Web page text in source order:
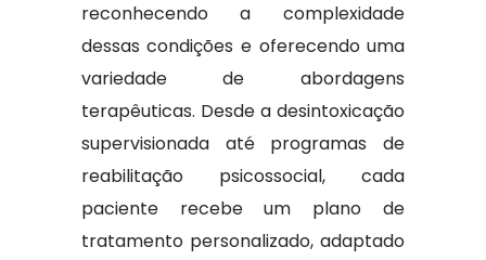
reconhecendo a complexidade
dessas condições e oferecendo uma
variedade de abordagens
terapêuticas. Desde a desintoxicação
supervisionada até programas de
reabilitação psicossocial, cada
paciente recebe um plano de
tratamento personalizado, adaptado